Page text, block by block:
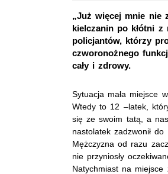
„Już więcej mnie nie
kielczanin po kłótni z
policjantów, którzy
czworonożnego
cały i zdrowy.
Sytuacja mała miejsce
Wtedy to 12 –latek,
się ze swoim tatą, a
nastolatek zadzwonił
Mężczyzna od razu
nie przyniosły
Natychmiast na